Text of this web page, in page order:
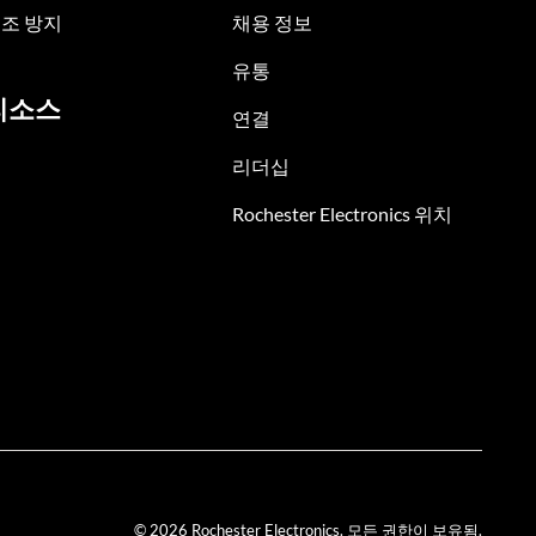
방지
소스
채용 정보
유통
연결
리더십
Rochester Electronics 위치
© 2026 Rochester Electronics. 모든 권한이 보유됨.